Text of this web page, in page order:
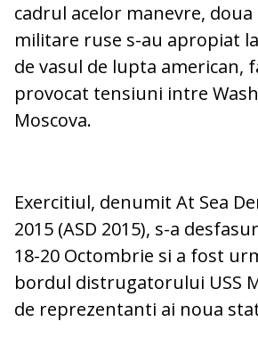
cadrul acelor manevre, doua
militare ruse s-au apropiat
de vasul de lupta american,
provocat tensiuni intre
Moscova.
Exercitiul, denumit At Sea
2015 (ASD 2015), s-a
18-20 Octombrie si a fost
bordul distrugatorului USS
de reprezentanti ai noua